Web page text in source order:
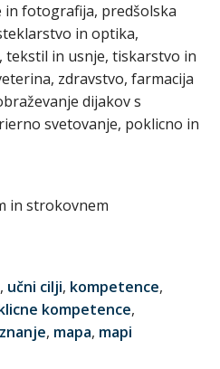
fotografija, predšolska
in optika,
in usnje, tiskarstvo in
zdravstvo, farmacija
dijakov s
svetovanje, poklicno in
in strokovnem
, učni cilji, kompetence,
kompetence,
, mapa, mapi